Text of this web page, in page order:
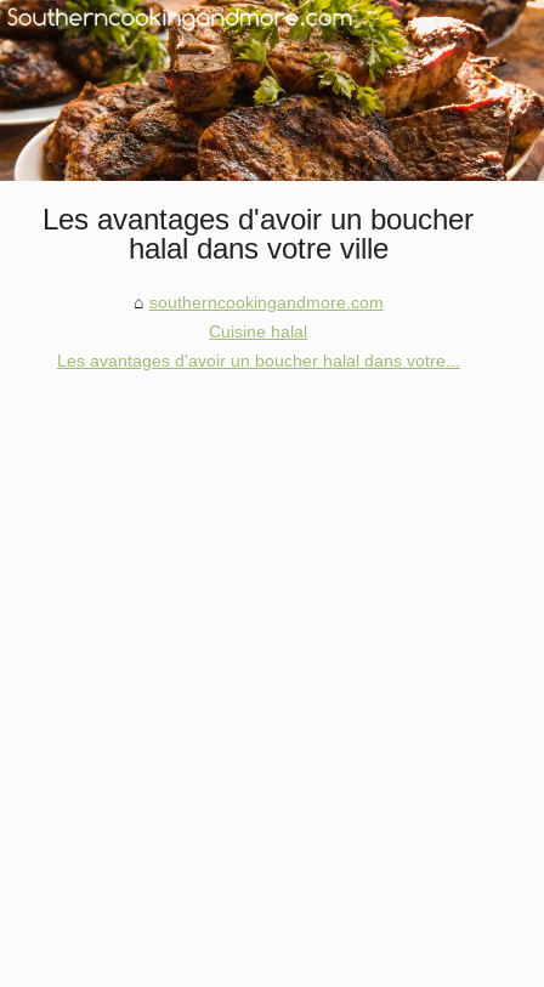
Les avantages d'avoir un boucher
halal dans votre ville
southerncookingandmore.com
Cuisine halal
Les avantages d'avoir un boucher halal dans votre...